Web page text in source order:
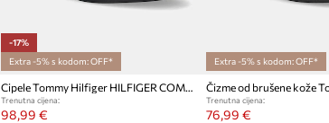
-17%
Extra -5% s kodom: OFF*
Cipele Tommy Hilfiger HILFIGER COMFORT LWT WRM MX BOOT
Trenutna cijena:
98,99 €
Extra -5% s kodom: OFF*
Trenutna cijena:
76,99 €